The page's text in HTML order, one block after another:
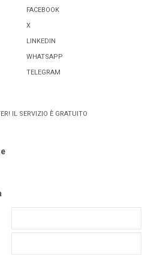
FACEBOOK
X
LINKEDIN
WHATSAPP
TELEGRAM
IL SERVIZIO È GRATUITO